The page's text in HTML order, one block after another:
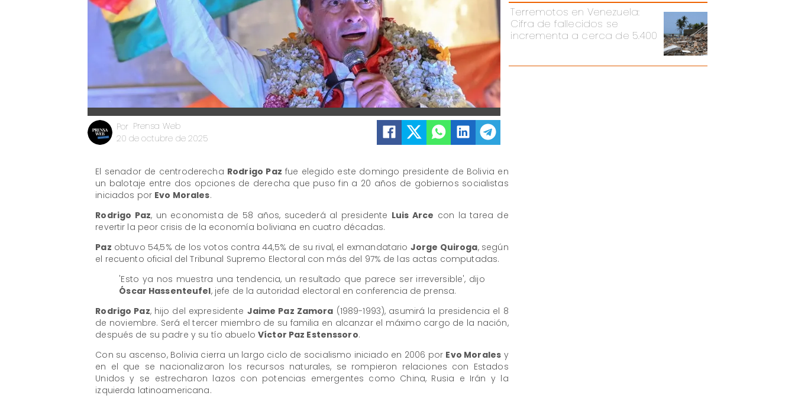
Prensa Web
Por
20 de octubre de 2025
Terremotos en Venezuela:
Cifra de fallecidos se
incrementa a cerca de 5.400
El senador de centroderecha Rodrigo Paz fue elegido este domingo presidente de Bolivia en
un balotaje entre dos opciones de derecha que puso fin a 20 años de gobiernos socialistas
iniciados por Evo Morales.
Rodrigo Paz, un economista de 58 años, sucederá al presidente Luis Arce con la tarea de
revertir la peor crisis de la economía boliviana en cuatro décadas.
Paz obtuvo 54,5% de los votos contra 44,5% de su rival, el exmandatario Jorge Quiroga, según
el recuento oficial del Tribunal Supremo Electoral con más del 97% de las actas computadas.
'Esto ya nos muestra una tendencia, un resultado que parece ser irreversible', dijo
Óscar Hassenteufel, jefe de la autoridad electoral en conferencia de prensa.
Rodrigo Paz, hijo del expresidente Jaime Paz Zamora (1989-1993), asumirá la presidencia el 8
de noviembre. Será el tercer miembro de su familia en alcanzar el máximo cargo de la nación,
después de su padre y su tío abuelo Víctor Paz Estenssoro.
Con su ascenso, Bolivia cierra un largo ciclo de socialismo iniciado en 2006 por Evo Morales y
en el que se nacionalizaron los recursos naturales, se rompieron relaciones con Estados
Unidos y se estrecharon lazos con potencias emergentes como China, Rusia e Irán y la
izquierda latinoamericana.